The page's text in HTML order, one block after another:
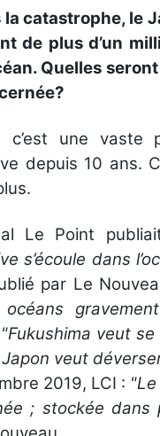
la catastrophe, le
de plus d’un
Quelles
c’est une vaste
depuis 10 ans.
Le Point
s’écoule dans
par Le
"Fukushima veut
veut
2019, LCI :
; stockée